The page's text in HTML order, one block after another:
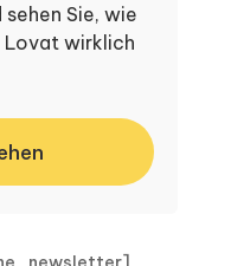
sehen Sie, wie
Lovat wirklich